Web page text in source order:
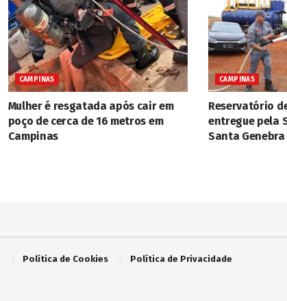
CAMPINAS
Mulher é resgatada após cair em
poço de cerca de 16 metros em
Campinas
CAMPINAS
Reservatório
entregue pela
Santa
Política de Cookies Política de Privacidade